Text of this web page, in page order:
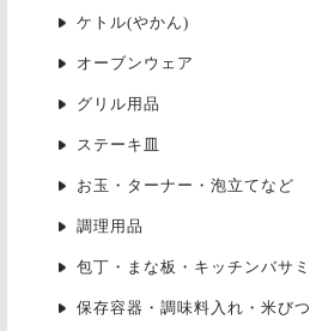
ケトル(やかん)
オーブンウェア
グリル用品
ステーキ皿
お玉・ターナー・泡立てなど
調理用品
包丁・まな板・キッチンバサミ
保存容器・調味料入れ・米びつ